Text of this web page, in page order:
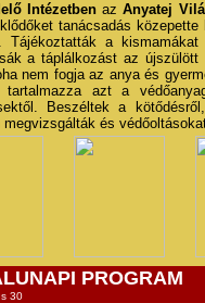
IntézetbenazAnyatej
tanácsadás közepette
Tájékoztatták a
a táplálkozást az
nem fogja az anya és
tartalmazza azt a
Beszéltek a
megvizsgálták és
PROGRAM
30